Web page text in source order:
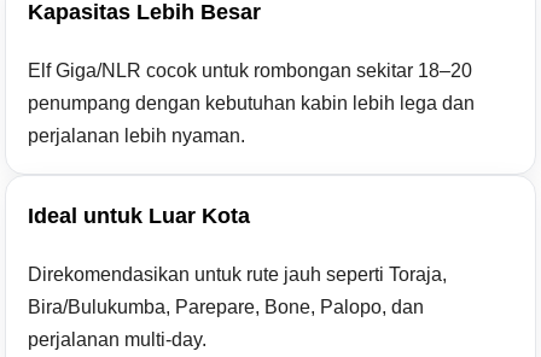
Kapasitas Lebih Besar
Elf Giga/NLR cocok untuk rombongan sekitar 18–20
penumpang dengan kebutuhan kabin lebih lega dan
perjalanan lebih nyaman.
Ideal untuk Luar Kota
Direkomendasikan untuk rute jauh seperti Toraja,
Bira/Bulukumba, Parepare, Bone, Palopo, dan
perjalanan multi-day.